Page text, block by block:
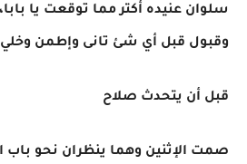
سلوان عنيده أكتر مما توقعت يا
وقبول قبل أي شئ تانى وإطمن
قبل أن يتحدث صلاح
صمت الإثنين وهما ينظران نحو باب